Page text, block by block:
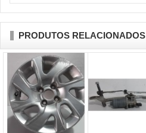
PRODUTOS RELACIONADOS